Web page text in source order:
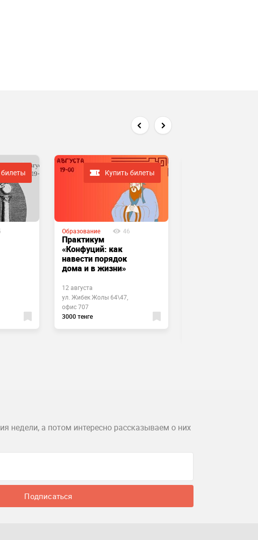
Купить билеты
Образование 46
Практикум
«Конфуций: как
навести порядок
дома и в жизни»
12 августа
ул. Жибек Жолы 64\47,
офис 707
3000 тенге
недели, а потом интересно рассказываем о них
Подписаться